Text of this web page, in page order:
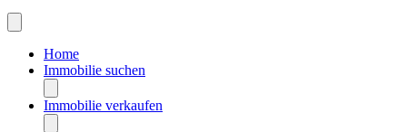
Home
Immobilie suchen
Immobilie verkaufen